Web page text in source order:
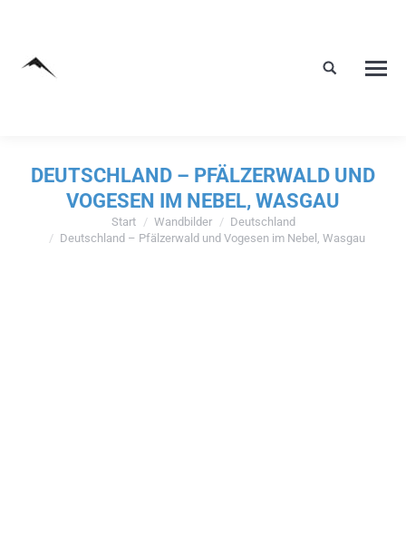
DEUTSCHLAND – PFÄLZERWALD UND
VOGESEN IM NEBEL, WASGAU
Sie befinden sich hier:
Start Wandbilder
Deutschland
Deutschland – Pfälzerwald und Vogesen im Nebel, Wasgau